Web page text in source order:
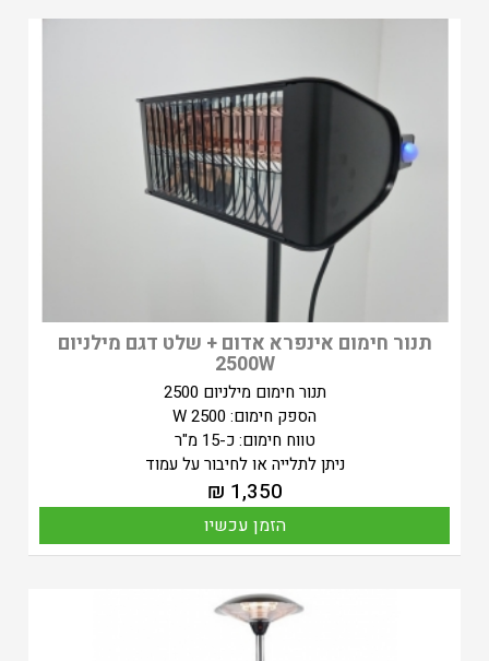
תנור חימום אינפרא אדום + שלט דגם מילניום
2500W
תנור חימום מילניום 2500
הספק חימום: 2500 W
טווח חימום: כ-15 מ"ר
ניתן לתלייה או לחיבור על עמוד
₪ 1,350
הזמן עכשיו